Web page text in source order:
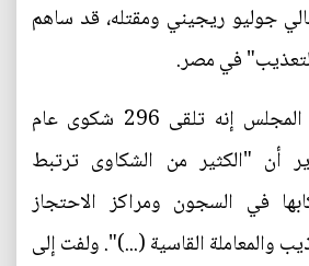
جوليو ريجيني ومقتله، قد ساهم
في مصر.
من جانب آخر، قال المجلس إنه تلقى 296 شكوى عام
أن "الكثير من الشكاوى ترتبط
في السجون ومراكز الاحتجاز
والمعاملة القاسية (...)". ولفت إلى